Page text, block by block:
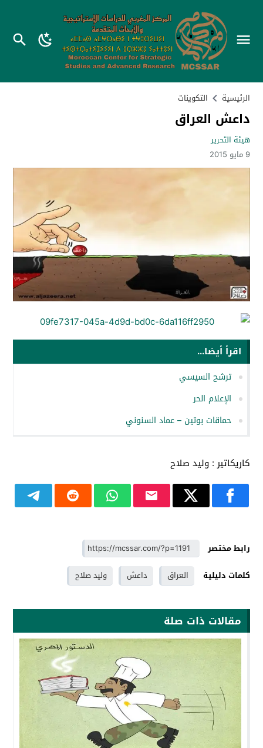
الرئيسية التكوينات
داعش العراق
هيئة التحرير
9 مايو 2015
اقرأ أيضا...
ترشح السيسي
الإعلام الحر
حماقات بوتين – عماد السنوني
كاريكاتير : وليد صلاح
رابط مختصر
كلمات دليلية
العراق داعش وليد صلاح
مقالات ذات صلة